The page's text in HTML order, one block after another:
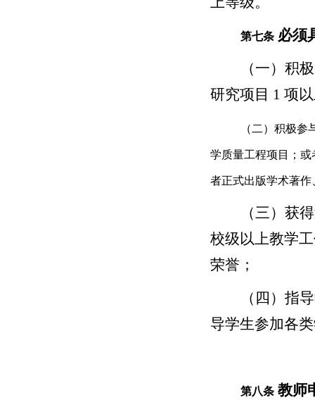
第七条 必须
（一）积
研究项目 1 项
（二）积极
学质量工程项目；
者正式出版学术著
（三）获
校级以上教学
荣誉；
（四）指
导学生参加各
第八条 教师